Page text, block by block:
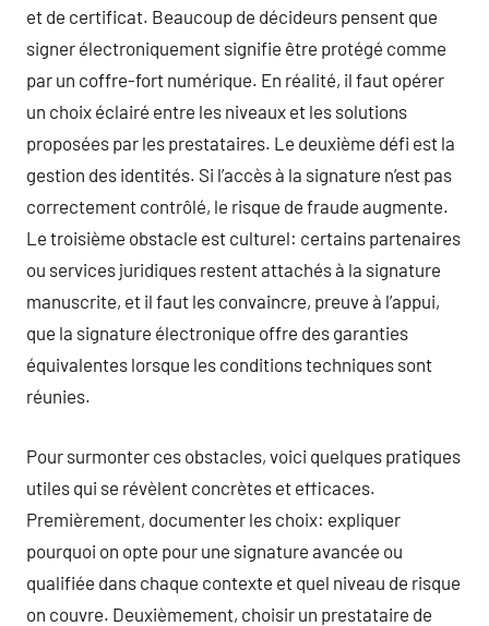
et de certificat. Beaucoup de décideurs pensent que
signer électroniquement signifie être protégé comme
par un coffre-fort numérique. En réalité, il faut opérer
un choix éclairé entre les niveaux et les solutions
proposées par les prestataires. Le deuxième défi est la
gestion des identités. Si l’accès à la signature n’est pas
correctement contrôlé, le risque de fraude augmente.
Le troisième obstacle est culturel: certains partenaires
ou services juridiques restent attachés à la signature
manuscrite, et il faut les convaincre, preuve à l’appui,
que la signature électronique offre des garanties
équivalentes lorsque les conditions techniques sont
réunies.
Pour surmonter ces obstacles, voici quelques pratiques
utiles qui se révèlent concrètes et efficaces.
Premièrement, documenter les choix: expliquer
pourquoi on opte pour une signature avancée ou
qualifiée dans chaque contexte et quel niveau de risque
on couvre. Deuxièmement, choisir un prestataire de